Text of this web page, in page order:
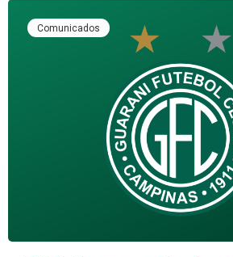
Comunicados